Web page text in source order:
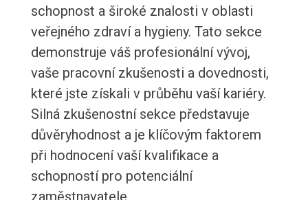
schopnost a široké znalosti v oblasti
veřejného zdraví a hygieny. Tato sekce
demonstruje váš profesionální vývoj,
vaše pracovní zkušenosti a dovednosti,
které jste získali v průběhu vaší kariéry.
Silná zkušenostní sekce představuje
důvěryhodnost a je klíčovým faktorem
při hodnocení vaší kvalifikace a
schopností pro potenciální
zaměstnavatele.